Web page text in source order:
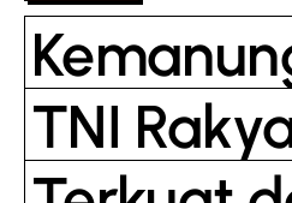
in
TNI